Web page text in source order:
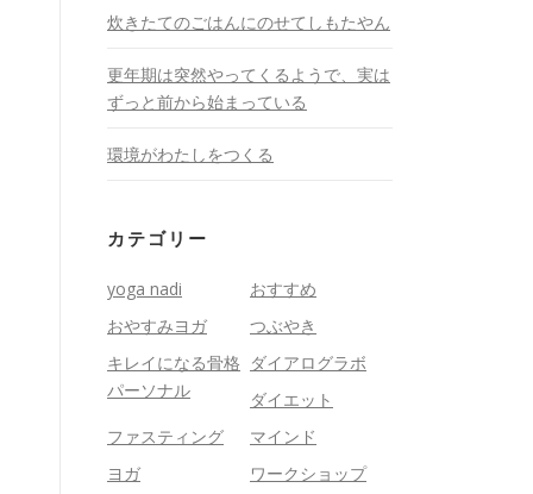
炊きたてのごはんにのせてしもたやん
更年期は突然やってくるようで、実は
ずっと前から始まっている
環境がわたしをつくる
カテゴリー
yoga nadi
おすすめ
おやすみヨガ
つぶやき
キレイになる骨格
パーソナル
ダイアログラボ
ダイエット
ファスティング
マインド
ヨガ
ワークショップ